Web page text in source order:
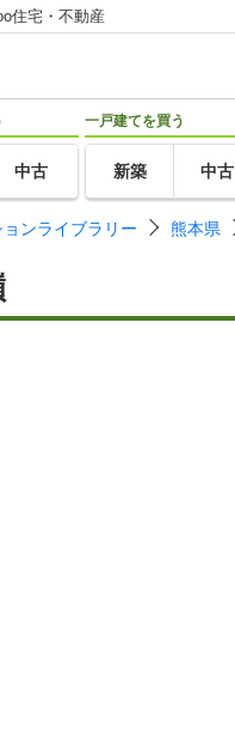
住宅・不動産
中古
一戸建てを買う
新築 中古
ョンライブラリー 熊本県